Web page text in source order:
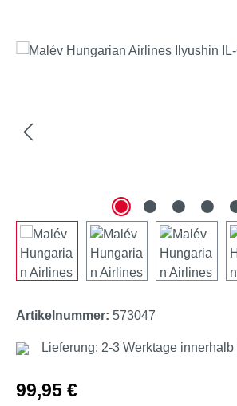
Bildergalerie überspringen
Artikelnummer: 573047
Lieferung: 2-3 Werktage
Regulärer Preis:
99,95 €